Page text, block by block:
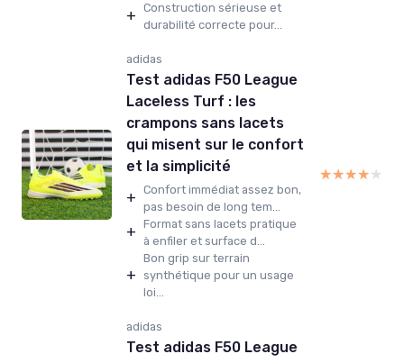
+ Construction sérieuse et
durabilité correcte pour...
adidas
Test adidas F50 League
Laceless Turf : les
crampons sans lacets
qui misent sur le confort
et la simplicité
+ Confort immédiat assez bon,
pas besoin de long tem...
+ Format sans lacets pratique
à enfiler et surface d...
+
Bon grip sur terrain
synthétique pour un usage
loi...
★★★★★
★★★★★
adidas
Test adidas F50 League